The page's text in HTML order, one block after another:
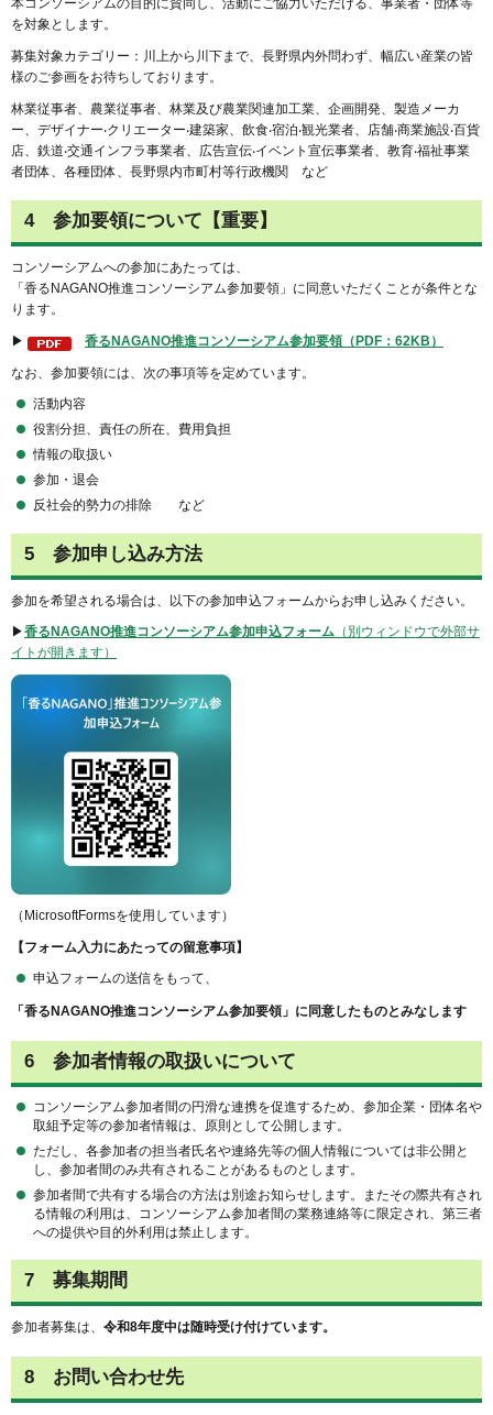
本コンソーシアムの目的に賛同し、活動にご協力いただける、事業者・団体等
を対象とします。
募集対象カテゴリー：川上から川下まで、⻑野県内外問わず、幅広い産業の皆
様のご参画をお待ちしております。
林業従事者、農業従事者、林業及び農業関連加⼯業、企画開発、製造メーカ
ー、デザイナー‧クリエーター‧建築家、飲⾷‧宿泊‧観光業者、店舗‧商業施設‧百貨
店、鉄道‧交通インフラ事業者、広告宣伝‧イベント宣伝事業者、教育‧福祉事業
者団体、各種団体、⻑野県内市町村等行政機関 など
4 参加要領について【重要】
コンソーシアムへの参加にあたっては、
「香るNAGANO推進コンソーシアム参加要領」に同意いただくことが条件とな
ります。
▶ 香るNAGANO推進コンソーシアム参加要領（PDF：62KB）
なお、参加要領には、次の事項等を定めています。
活動内容
役割分担、責任の所在、費用負担
情報の取扱い
参加・退会
反社会的勢力の排除 など
5 参加申し込み方法
参加を希望される場合は、以下の参加申込フォームからお申し込みください。
▶香る NAGANO推進コンソーシアム参加申込フォーム （別ウィンドウで外部サ
イトが開きます）
（MicrosoftFormsを使用しています）
【フォーム入力にあたっての留意事項】
申込フォームの送信をもって、
「香るNAGANO推進コンソーシアム参加要領」に同意したものとみなします
6 参加者情報の取扱いについて
コンソーシアム参加者間の円滑な連携を促進するため、参加企業・団体名や
取組予定等の参加者情報は、原則として公開します。
ただし、各参加者の担当者氏名や連絡先等の個人情報については非公開と
し、参加者間のみ共有されることがあるものとします。
参加者間で共有する場合の方法は別途お知らせします。またその際共有され
る情報の利用は、コンソーシアム参加者間の業務連絡等に限定され、第三者
への提供や目的外利用は禁止します。
7 募集期間
参加者募集は、 令和8年度中は随時受け付けています。
8 お問い合わせ先